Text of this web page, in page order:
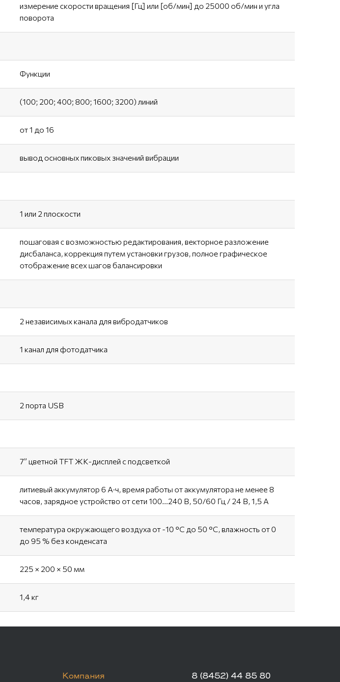
измерение скорости вращения [Гц] или [об/мин] до 25000 об/мин и угла
поворота
Функции
(100; 200; 400; 800; 1600; 3200) линий
от 1 до 16
вывод основных пиковых значений вибрации
1 или 2 плоскости
пошаговая с возможностью редактирования, векторное разложение
дисбаланса, коррекция путем установки грузов, полное графическое
отображение всех шагов балансировки
2 независимых канала для вибродатчиков
1 канал для фотодатчика
2 порта USB
7” цветной TFT ЖК-дисплей c подсветкой
литиевый аккумулятор 6 А·ч, время работы от аккумулятора не менее 8
часов, зарядное устройство от сети 100…240 В, 50/60 Гц / 24 В, 1,5 А
температура окружающего воздуха от -10 °С до 50 °С, влажность от 0
до 95 % без конденсата
225 × 200 × 50 мм
1,4 кг
Компания 8 (8452) 44 85 80